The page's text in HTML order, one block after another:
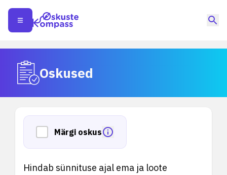
Oskused
Märgi oskus
Hindab sünnituse ajal ema ja loote